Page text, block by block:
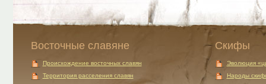
Восточные славяне
Происхождение восточных славян
Территория расселения славян
Скифы
Эволюция
Народы